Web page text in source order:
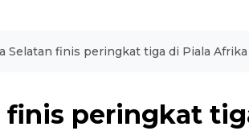
Selatan finis peringkat tiga di Piala
finis peringkat